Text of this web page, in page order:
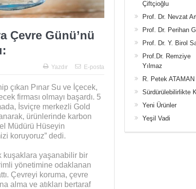
Çevre Günü’nü
Yazdır E-posta
çıkan Pınar Su ve İçecek,
firması olmayı başardı. 5
İsviçre merkezli Gold
ürünlerinde karbon
Müdürü Hüseyin
koruyoruz” dedi.
kuşaklara yaşanabilir bir
yönetimine odaklanan
Çevreyi koruma, çevre
alma ve atıkları bertaraf
Çiftçioğlu
Prof. Dr. Nevzat
Prof. Dr. Perihan
Prof. Dr. Y. Birol
Prof.Dr. Remziye
Yılmaz
R. Petek ATAMAN
Sürdürülebilirlikte
Yeni Ürünler
Yeşil Vadi